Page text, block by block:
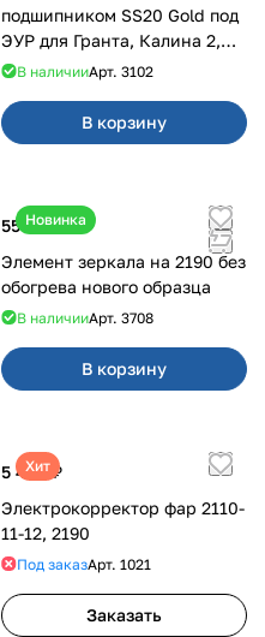
подшипником SS20 Gold под
ЭУР для Гранта, Калина 2,
Datsun
В наличииАрт. 3102
В корзину
Новинка
550 ₽
Элемент зеркала на 2190 без
обогрева нового образца
В наличииАрт. 3708
В корзину
Хит
5 400 ₽
Электрокорректор фар 2110-
11-12, 2190
Под заказАрт. 1021
Заказать